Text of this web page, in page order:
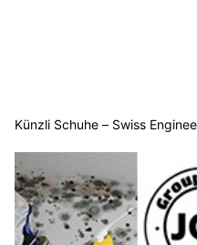
Künzli Schuhe – Swiss